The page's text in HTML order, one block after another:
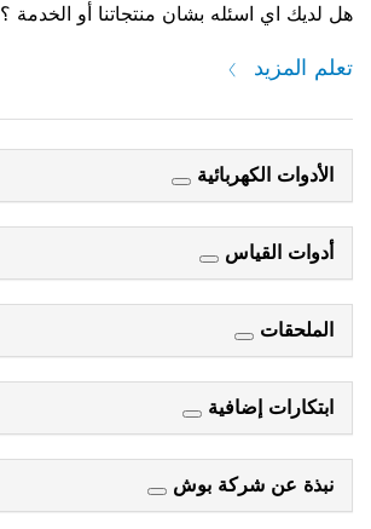
هل لديك اي اسئله بشان منتجاتنا أو الخدمة ؟
تعلم المزيد
الأدوات الكهربائية
أدوات القياس
الملحقات
ابتكارات إضافية
نبذة عن شركة بوش